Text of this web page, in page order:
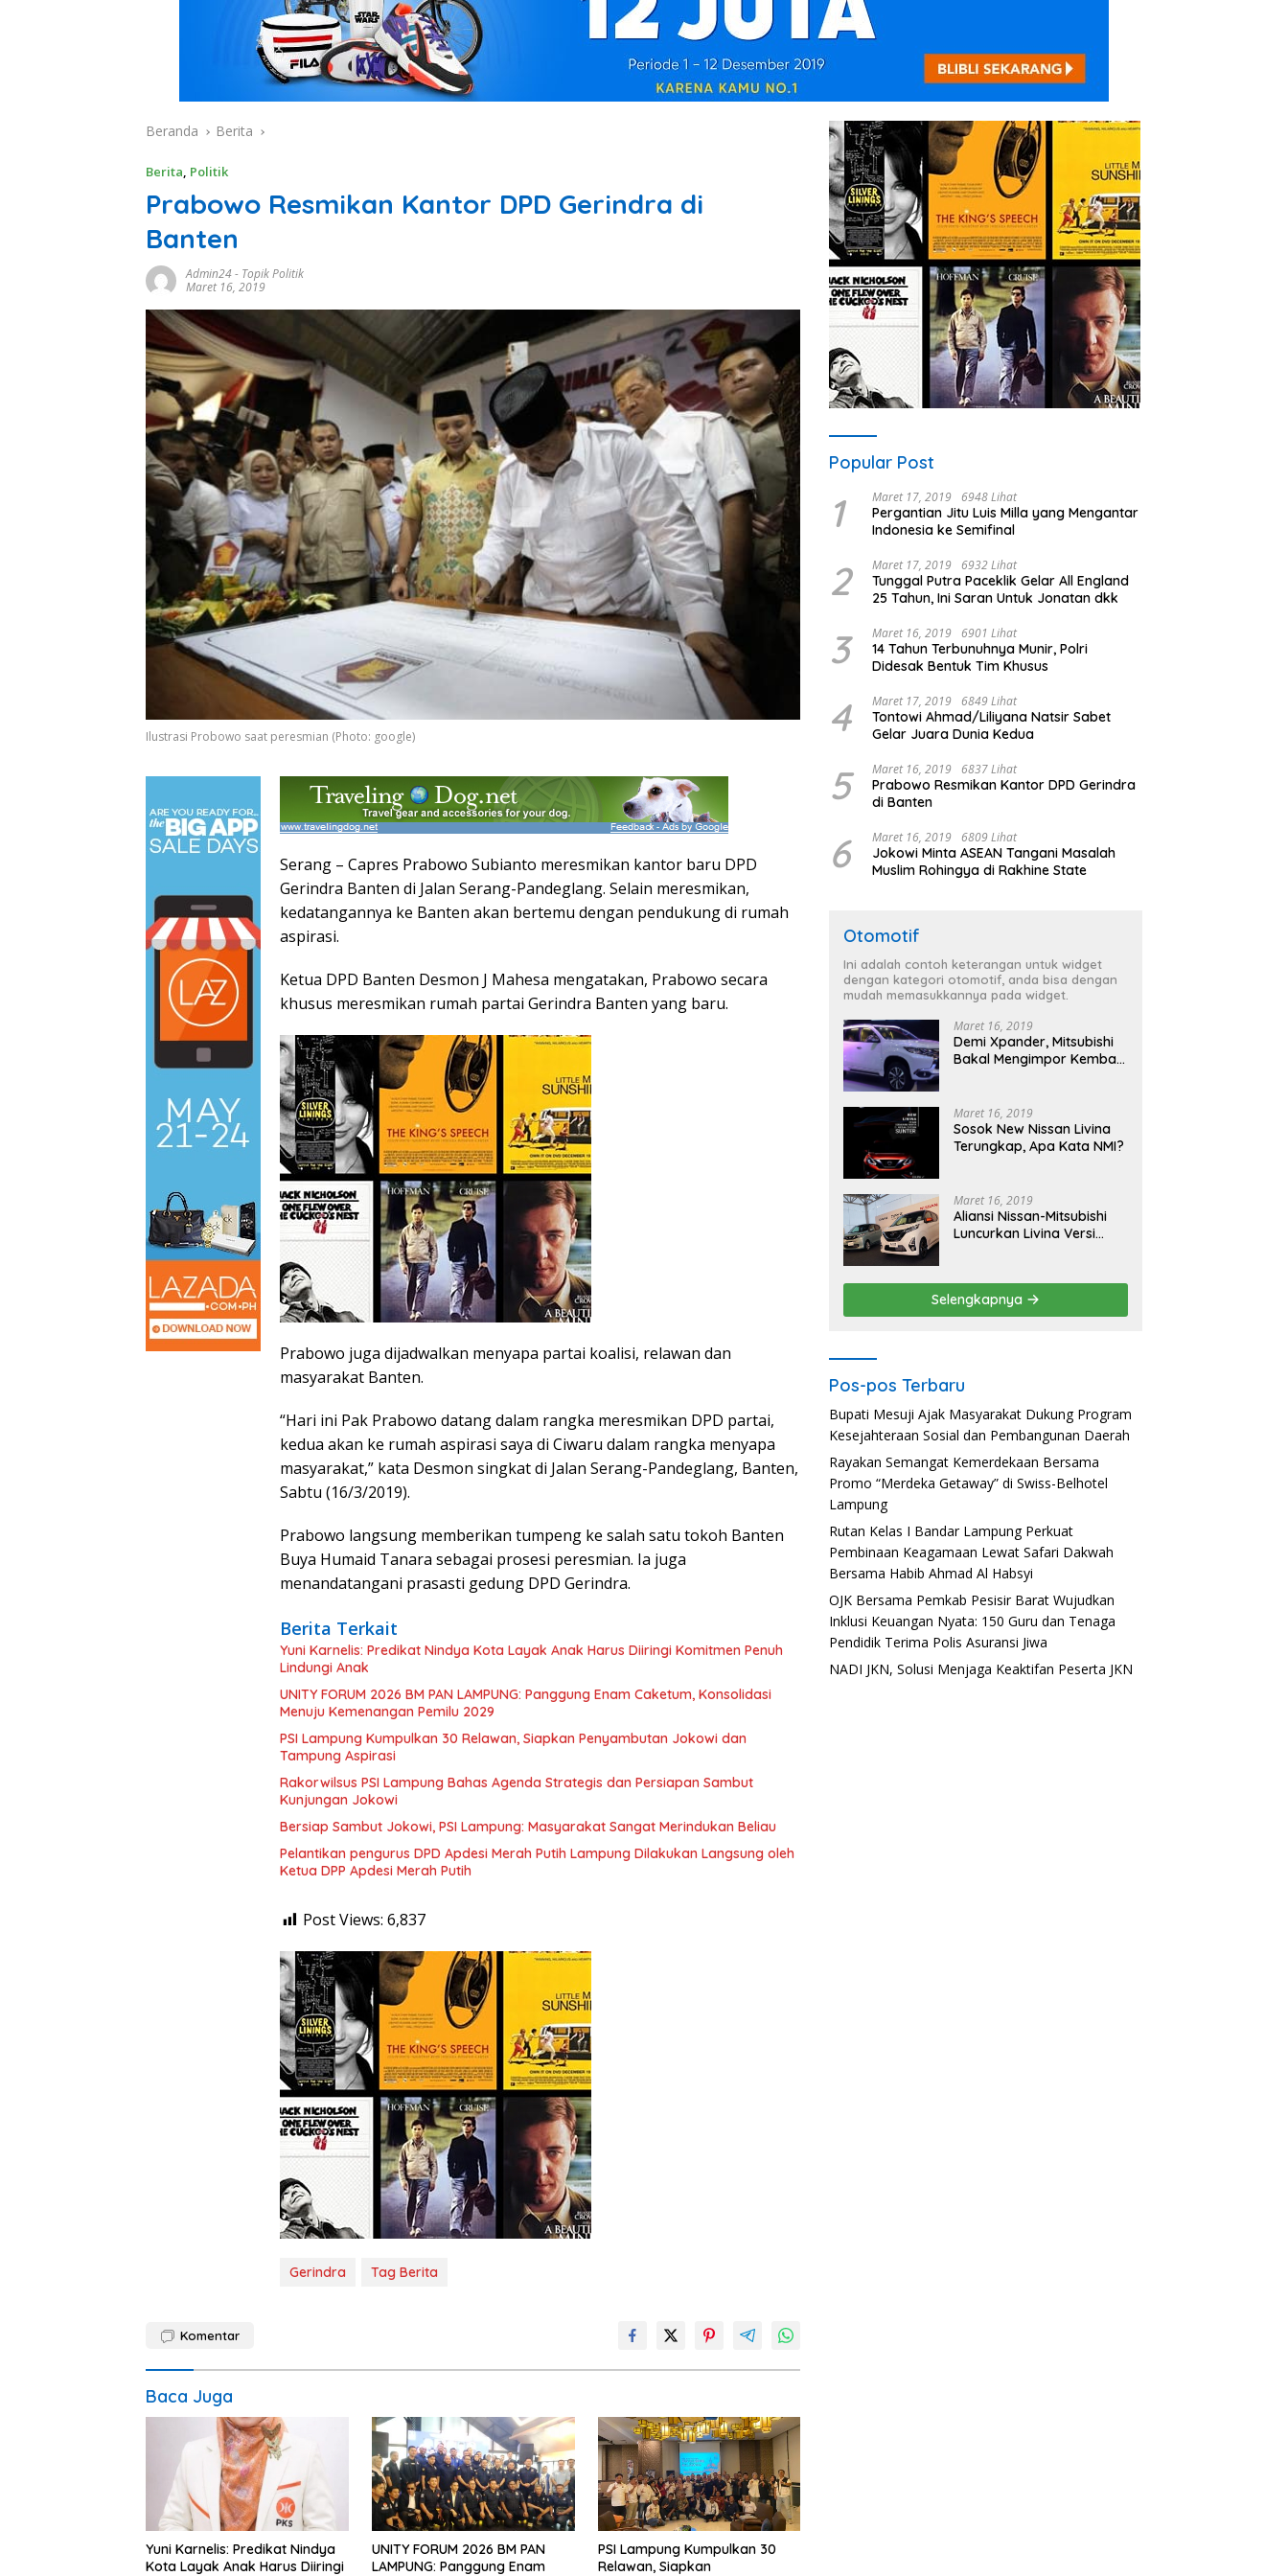
Beranda Berita
Berita, Politik
Prabowo Resmikan Kantor DPD Gerindra di
Banten
Admin24- Topik Politik
Maret 16, 2019
Ilustrasi Probowo saat peresmian (Photo: google)
Serang – Capres Prabowo Subianto meresmikan kantor baru DPD
Gerindra Banten di Jalan Serang-Pandeglang. Selain meresmikan,
kedatangannya ke Banten akan bertemu dengan pendukung di rumah
aspirasi.
Ketua DPD Banten Desmon J Mahesa mengatakan, Prabowo secara
khusus meresmikan rumah partai Gerindra Banten yang baru.
Prabowo juga dijadwalkan menyapa partai koalisi, relawan dan
masyarakat Banten.
“Hari ini Pak Prabowo datang dalam rangka meresmikan DPD partai,
kedua akan ke rumah aspirasi saya di Ciwaru dalam rangka menyapa
masyarakat,” kata Desmon singkat di Jalan Serang-Pandeglang, Banten,
Sabtu (16/3/2019).
Prabowo langsung memberikan tumpeng ke salah satu tokoh Banten
Buya Humaid Tanara sebagai prosesi peresmian. Ia juga
menandatangani prasasti gedung DPD Gerindra.
Berita Terkait
Yuni Karnelis: Predikat Nindya Kota Layak Anak Harus Diiringi Komitmen Penuh
Lindungi Anak
UNITY FORUM 2026 BM PAN LAMPUNG: Panggung Enam Caketum, Konsolidasi
Menuju Kemenangan Pemilu 2029
PSI Lampung Kumpulkan 30 Relawan, Siapkan Penyambutan Jokowi dan
Tampung Aspirasi
Rakorwilsus PSI Lampung Bahas Agenda Strategis dan Persiapan Sambut
Kunjungan Jokowi
Bersiap Sambut Jokowi, PSI Lampung: Masyarakat Sangat Merindukan Beliau
Pelantikan pengurus DPD Apdesi Merah Putih Lampung Dilakukan Langsung oleh
Ketua DPP Apdesi Merah Putih
Post Views: 6,837
Gerindra Tag Berita
Komentar
Baca Juga
Yuni Karnelis: Predikat Nindya
Kota Layak Anak Harus Diiringi
UNITY FORUM 2026 BM PAN
LAMPUNG: Panggung Enam
PSI Lampung Kumpulkan 30
Relawan, Siapkan
Popular Post
1 Maret 17, 2019 6948 Lihat
Pergantian Jitu Luis Milla yang Mengantar
Indonesia ke Semifinal
2 Maret 17, 2019 6932 Lihat
Tunggal Putra Paceklik Gelar All England
25 Tahun, Ini Saran Untuk Jonatan dkk
3 Maret 16, 2019 6901 Lihat
14 Tahun Terbunuhnya Munir, Polri
Didesak Bentuk Tim Khusus
4 Maret 17, 2019 6849 Lihat
Tontowi Ahmad/Liliyana Natsir Sabet
Gelar Juara Dunia Kedua
5 Maret 16, 2019 6837 Lihat
Prabowo Resmikan Kantor DPD Gerindra
di Banten
6 Maret 16, 2019 6809 Lihat
Jokowi Minta ASEAN Tangani Masalah
Muslim Rohingya di Rakhine State
Otomotif
Ini adalah contoh keterangan untuk widget
dengan kategori otomotif, anda bisa dengan
mudah memasukkannya pada widget.
Maret 16, 2019
Demi Xpander, Mitsubishi
Bakal Mengimpor Kembali
Maret 16, 2019
Sosok New Nissan Livina
Terungkap, Apa Kata NMI?
Maret 16, 2019
Aliansi Nissan-Mitsubishi
Luncurkan Livina Versi
Selengkapnya
Pos-pos Terbaru
Bupati Mesuji Ajak Masyarakat Dukung Program
Kesejahteraan Sosial dan Pembangunan Daerah
Rayakan Semangat Kemerdekaan Bersama
Promo “Merdeka Getaway” di Swiss-Belhotel
Lampung
Rutan Kelas I Bandar Lampung Perkuat
Pembinaan Keagamaan Lewat Safari Dakwah
Bersama Habib Ahmad Al Habsyi
OJK Bersama Pemkab Pesisir Barat Wujudkan
Inklusi Keuangan Nyata: 150 Guru dan Tenaga
Pendidik Terima Polis Asuransi Jiwa
NADI JKN, Solusi Menjaga Keaktifan Peserta JKN